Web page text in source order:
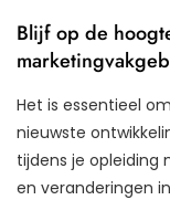
Blijf op de
Het is essentieel
nieuwste
tijdens je opleiding
en veranderingen